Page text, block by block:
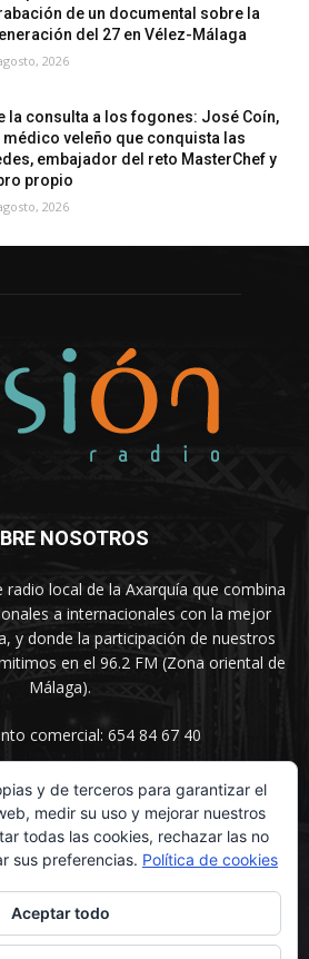
de un documental sobre la
del 27 en Vélez-Málaga
2026
la consulta a los fogones: José Coín,
médico veleño que conquista las
embajador del reto MasterChef y
propio
2026
NOSOTROS
local de la Axarquía que combina
a internacionales con la mejor
y donde la participación de nuestros
en el 96.2 FM (Zona oriental de
Málaga).
comercial: 654 84 67 40
SÍGUENOS
y de terceros para garantizar el
medir su uso y mejorar nuestros
todas las cookies, rechazar las no
sus preferencias. Política de cookies
Aceptar todo